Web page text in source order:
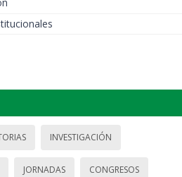
INVESTIGACIÓN
JORNADAS CONGRESOS